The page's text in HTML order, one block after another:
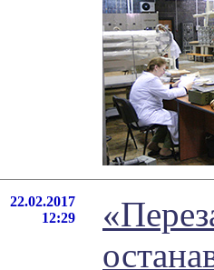
22.02.2017
12:29